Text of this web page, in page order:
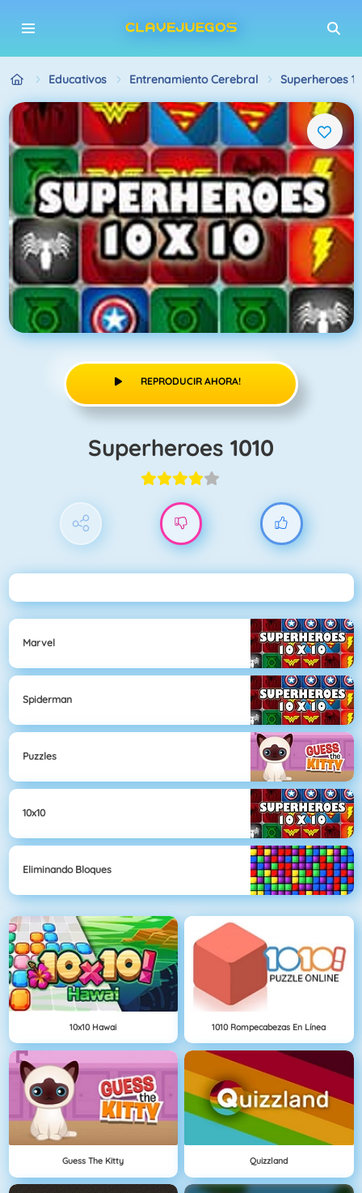
Educativos Entrenamiento Cerebral Superheroes
REPRODUCIR AHORA!
Superheroes 1010
Marvel
Spiderman
Puzzles
10x10
Eliminando Bloques
10x10 Hawai 1010 Rompecabezas En Línea
Guess The Kitty Quizzland